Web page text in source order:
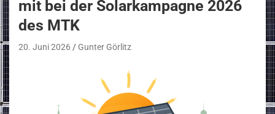
mit bei der Solarkampagne 2026
des MTK
20. Juni 2026 Gunter Görlitz